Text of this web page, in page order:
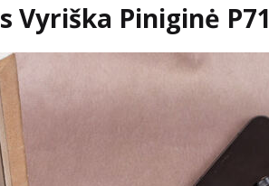
Vyriška Piniginė P71